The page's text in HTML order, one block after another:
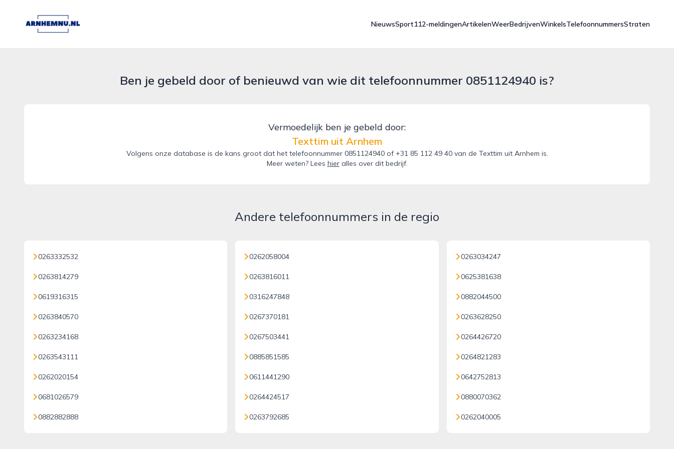
arnhemnu.nl
NieuwsSport112-meldingenArtikelenWeerBedrijvenWinkelsTelefoonnummersStraten
Ben je gebeld door of benieuwd van wie dit telefoonnummer 0851124940 is?
Vermoedelijk ben je gebeld door:
Texttim uit Arnhem
Volgens onze database is de kans groot dat het telefoonnummer 0851124940 of +31 85 112 49 40 van de Texttim uit Arnhem is.
Meer weten? Lees hieralles over dit bedrijf.
Andere telefoonnummers in de regio
0263332532
0263814279
0619316315
0263840570
0263234168
0263543111
0262020154
0681026579
0882882888
0262058004
0263816011
0316247848
0267370181
0267503441
0885851585
0611441290
0264424517
0263792685
0263034247
0625381638
0882044500
0263628250
0264426720
0264821283
0642752813
0880070362
0262040005